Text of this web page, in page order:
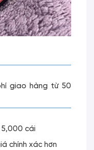
giao hàng từ 50
cái
chính xác hơn